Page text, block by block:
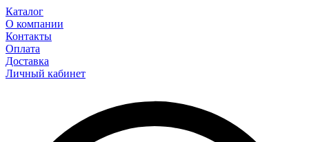
Каталог
О компании
Контакты
Оплата
Доставка
Личный кабинет